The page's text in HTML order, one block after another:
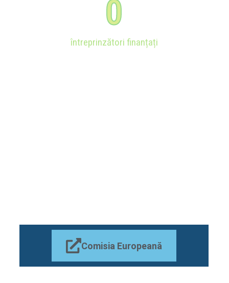
întreprinzători finanțați
0
Comisia Europeană